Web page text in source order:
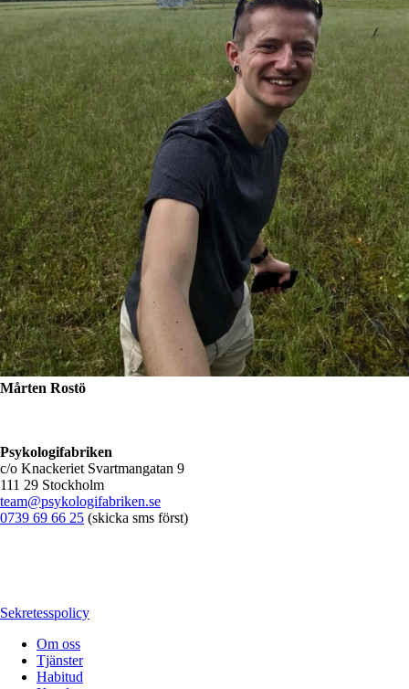
Mårten Rostö
Psykologifabriken
c/o Knackeriet Svartmangatan 9
111 29 Stockholm
team@psykologifabriken.se
0739 69 66 25 (skicka sms först)
Sekretesspolicy
Om oss
Tjänster
Habitud